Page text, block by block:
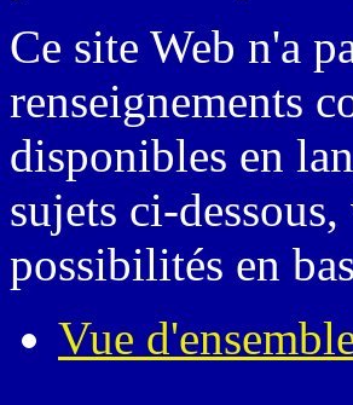
Ce site Web n'a
renseignements
disponibles en
sujets ci-
possibilités en
Vue